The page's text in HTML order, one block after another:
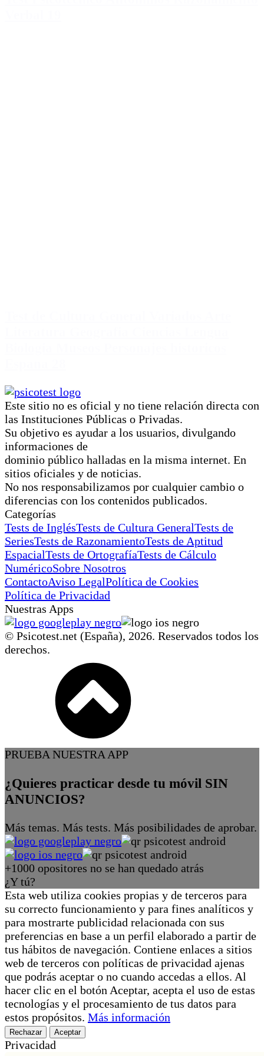
Este sitio no es oficial y no tiene relación directa con
las Instituciones Públicas o Privadas.
Su objetivo es ayudar a los usuarios, divulgando
informaciones de
dominio público halladas en la misma internet. En
sitios oficiales y de noticias.
No nos responsabilizamos por cualquier cambio o
diferencias con los contenidos publicados.
Categorías
Tests de InglésTests de Cultura GeneralTests de
SeriesTests de RazonamientoTests de Aptitud
EspacialTests de OrtografíaTests de Cálculo
NuméricoSobre Nosotros
ContactoAviso LegalPolítica de Cookies
Política de Privacidad
Nuestras Apps
© Psicotest.net (España), 2026. Reservados todos los
derechos.
PRUEBA NUESTRA APP
¿Quieres practicar desde tu móvil SIN
ANUNCIOS?
Más temas. Más tests. Más posibilidades de aprobar.
+1000 opositores no se han quedado atrás
¿Y tú?
Esta web utiliza cookies propias y de terceros para
su correcto funcionamiento y para fines analíticos y
para mostrarte publicidad relacionada con sus
preferencias en base a un perfil elaborado a partir de
tus hábitos de navegación. Contiene enlaces a sitios
web de terceros con políticas de privacidad ajenas
que podrás aceptar o no cuando accedas a ellos. Al
hacer clic en el botón Aceptar, acepta el uso de estas
tecnologías y el procesamiento de tus datos para
estos propósitos. Más información
Rechazar Aceptar
Privacidad